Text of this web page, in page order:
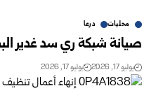
محليات درعا
صيانة شبكة ري سد غدير
يوليو 17, 2026 يوليو 17, 2026